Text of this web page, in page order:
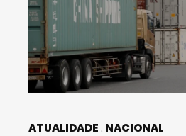
ATUALIDADE NACIONAL